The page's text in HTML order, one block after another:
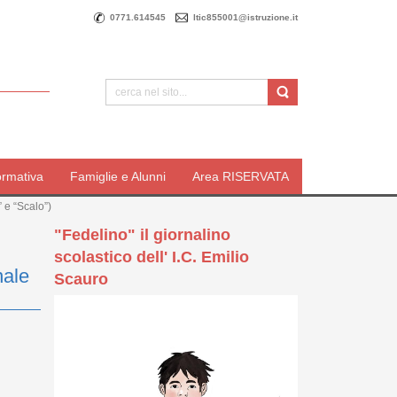
0771.614545 ltic855001@istruzione.it
Famiglie e Alunni Area RISERVATA
“Scalo”)
"Fedelino" il giornalino
scolastico dell' I.C. Emilio
Scauro